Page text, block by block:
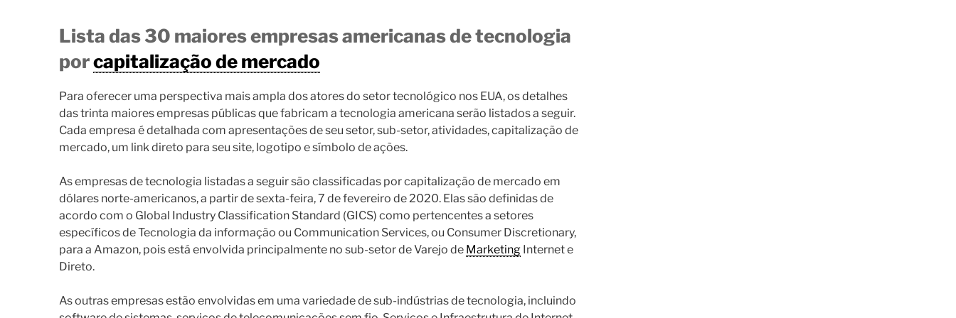
Lista das 30 maiores empresas americanas de tecnologia
porcapitalização de mercado
Para oferecer uma perspectiva mais ampla dos atores do setor tecnológico nos EUA, os detalhes
das trinta maiores empresas públicas que fabricam a tecnologia americana serão listados a seguir.
Cada empresa é detalhada com apresentações de seu setor, sub-setor, atividades, capitalização de
mercado, um link direto para seu site, logotipo e símbolo de ações.
As empresas de tecnologia listadas a seguir são classificadas por capitalização de mercado em
dólares norte-americanos, a partir de sexta-feira, 7 de fevereiro de 2020. Elas são definidas de
acordo com o Global Industry Classification Standard (GICS) como pertencentes a setores
específicos de Tecnologia da informação ou Communication Services, ou Consumer Discretionary,
para a Amazon, pois está envolvida principalmente no sub-setor de Varejo de Marketing Internet e
Direto.
As outras empresas estão envolvidas em uma variedade de sub-indústrias de tecnologia, incluindo